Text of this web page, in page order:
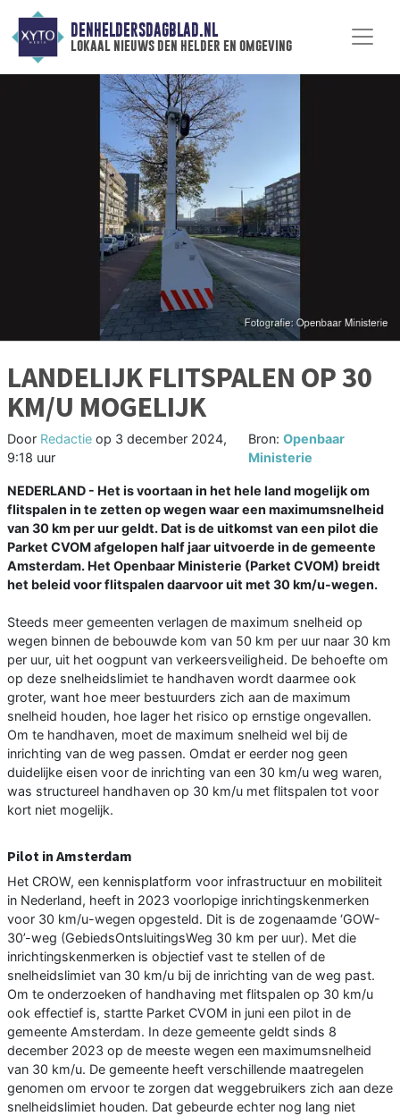
DENHELDERSDAGBLAD.NL
lokaal nieuws den helder en omgeving
LANDELIJK FLITSPALEN OP 30
KM/U MOGELIJK
Door Redactie op 3 december 2024,
9:18 uur
Bron: Openbaar
Ministerie
NEDERLAND - Het is voortaan in het hele land mogelijk om
flitspalen in te zetten op wegen waar een maximumsnelheid
van 30 km per uur geldt. Dat is de uitkomst van een pilot die
Parket CVOM afgelopen half jaar uitvoerde in de gemeente
Amsterdam. Het Openbaar Ministerie (Parket CVOM) breidt
het beleid voor flitspalen daarvoor uit met 30 km/u-wegen.
Steeds meer gemeenten verlagen de maximum snelheid op
wegen binnen de bebouwde kom van 50 km per uur naar 30 km
per uur, uit het oogpunt van verkeersveiligheid. De behoefte om
op deze snelheidslimiet te handhaven wordt daarmee ook
groter, want hoe meer bestuurders zich aan de maximum
snelheid houden, hoe lager het risico op ernstige ongevallen.
Om te handhaven, moet de maximum snelheid wel bij de
inrichting van de weg passen. Omdat er eerder nog geen
duidelijke eisen voor de inrichting van een 30 km/u weg waren,
was structureel handhaven op 30 km/u met flitspalen tot voor
kort niet mogelijk.
Pilot in Amsterdam
Het CROW, een kennisplatform voor infrastructuur en mobiliteit
in Nederland, heeft in 2023 voorlopige inrichtingskenmerken
voor 30 km/u-wegen opgesteld. Dit is de zogenaamde ‘GOW-
30’-weg (GebiedsOntsluitingsWeg 30 km per uur). Met die
inrichtingskenmerken is objectief vast te stellen of de
snelheidslimiet van 30 km/u bij de inrichting van de weg past.
Om te onderzoeken of handhaving met flitspalen op 30 km/u
ook effectief is, startte Parket CVOM in juni een pilot in de
gemeente Amsterdam. In deze gemeente geldt sinds 8
december 2023 op de meeste wegen een maximumsnelheid
van 30 km/u. De gemeente heeft verschillende maatregelen
genomen om ervoor te zorgen dat weggebruikers zich aan deze
snelheidslimiet houden. Dat gebeurde echter nog lang niet